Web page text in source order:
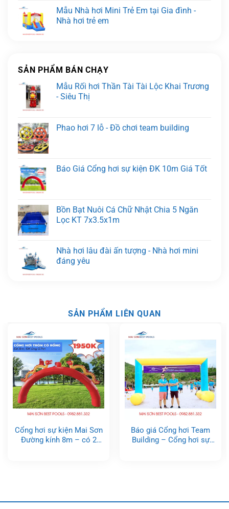
Mẫu Nhà hơi Mini Trẻ Em tại Gia đình -
Nhà hơi trẻ em
SẢN PHẨM BÁN CHẠY
Mẫu Rối hơi Thần Tài Tài Lộc Khai Trương
- Siêu Thị
Phao hơi 7 lỗ - Đồ chơi team building
Báo Giá Cổng hơi sự kiện ĐK 10m Giá Tốt
Bồn Bạt Nuôi Cá Chữ Nhật Chia 5 Ngăn
Lọc KT 7x3.5x1m
Nhà hơi lâu đài ấn tượng - Nhà hơi mini
đáng yêu
SẢN PHẨM LIÊN QUAN
Cổng hơi sự kiện Mai Sơn
Đường kính 8m – có 2
Báo giá Cổng hơi Team
Building – Cổng hơi sự